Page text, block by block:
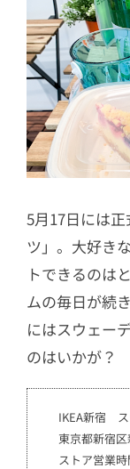
5月17日には
ツ」。大好き
トできるのは
ムの毎日が続
にはスウェー
のはいかが？
IKEA新宿 ス
東京都新宿
ストア営業